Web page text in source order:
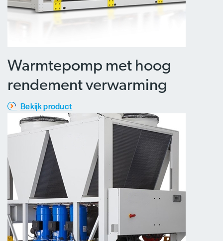
Warmtepomp met hoog
rendement verwarming
Bekijk product